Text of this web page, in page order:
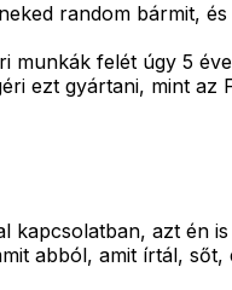
random bármit,
munkák felét úgy 5
ezt gyártani, mint az
kapcsolatban, azt én
abból, amit írtál,